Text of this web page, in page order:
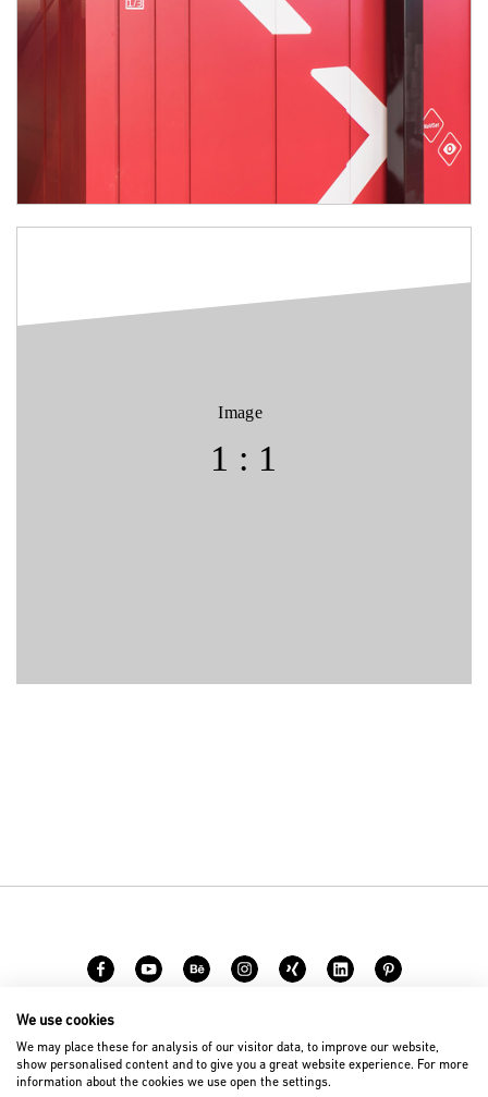
© 2026 D’art Design Gruppe GmbH
We use cookies
We may place these for analysis of our visitor data, to improve our website,
show personalised content and to give you a great website experience. For more
information about the cookies we use open the settings.